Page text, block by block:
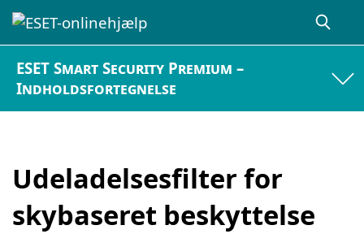
ESET Smart Security Premium –
Indholdsfortegnelse
Udeladelsesfilter for
skybaseret beskyttelse